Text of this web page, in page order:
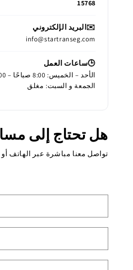
15768
✉️البريد الإلكتروني
info@startranseg.com
🕒ساعات العمل
الأحد – الخميس: 8:00 صباحًا – 5:00 مساءً
الجمعة و السبت: مغلق
هل تحتاج إلى
تواصل معنا مباشرة عبر الهاتف
م
و
ذ
ج